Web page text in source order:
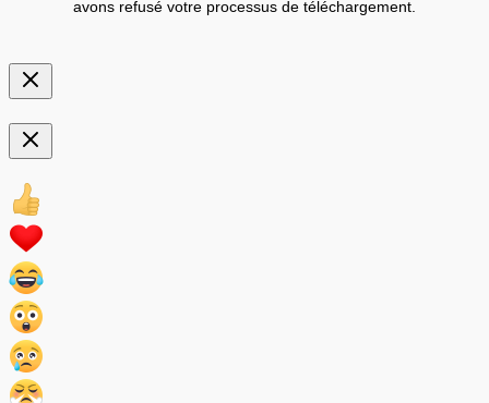
avons refusé votre processus de téléchargement.